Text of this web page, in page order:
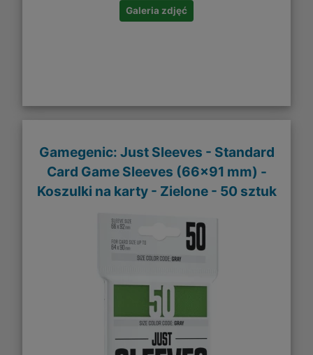
Galeria zdjęć
Gamegenic: Just Sleeves - Standard
Card Game Sleeves (66x91 mm) -
Koszulki na karty - Zielone - 50 sztuk